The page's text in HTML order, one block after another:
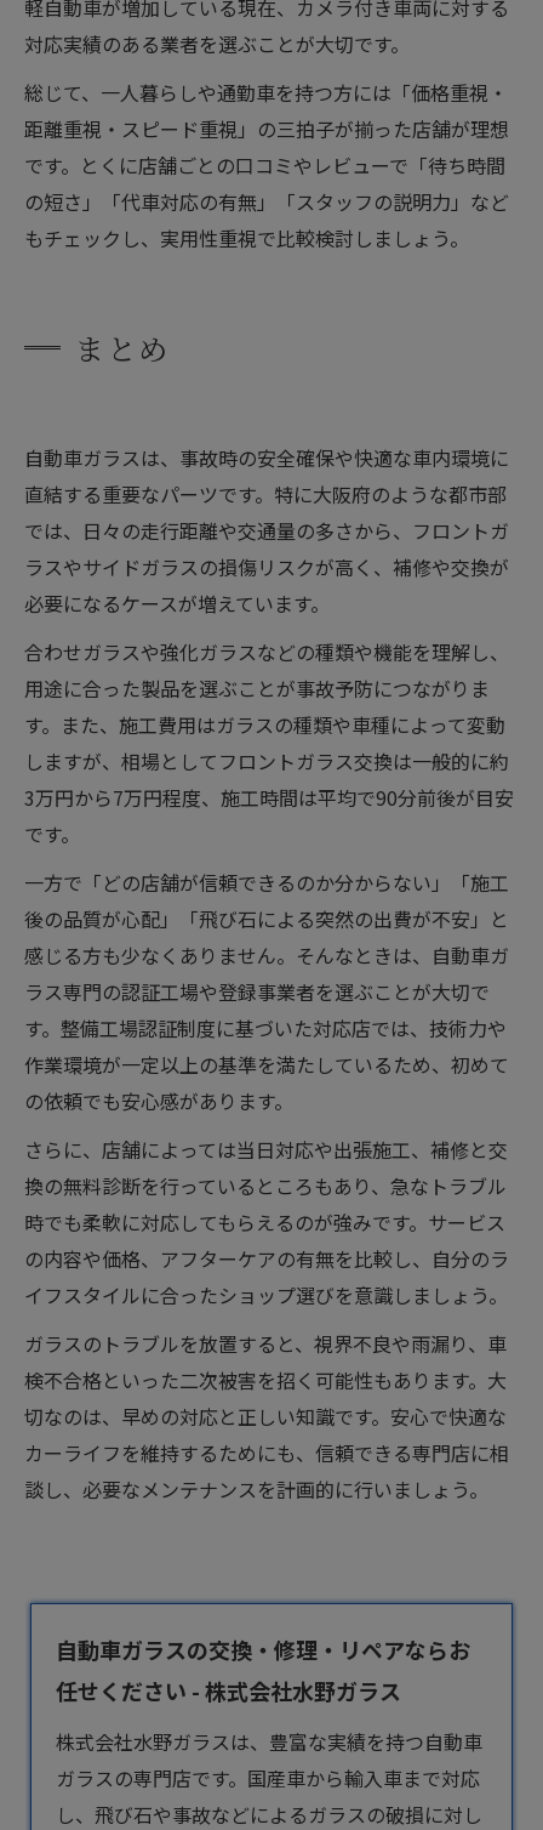
軽自動車が増加している現在、カメラ付き車両に対する
対応実績のある業者を選ぶことが大切です。
総じて、一人暮らしや通勤車を持つ方には「価格重視・
距離重視・スピード重視」の三拍子が揃った店舗が理想
です。とくに店舗ごとの口コミやレビューで「待ち時間
の短さ」「代車対応の有無」「スタッフの説明力」など
もチェックし、実用性重視で比較検討しましょう。
まとめ
自動車ガラスは、事故時の安全確保や快適な車内環境に
直結する重要なパーツです。特に大阪府のような都市部
では、日々の走行距離や交通量の多さから、フロントガ
ラスやサイドガラスの損傷リスクが高く、補修や交換が
必要になるケースが増えています。
合わせガラスや強化ガラスなどの種類や機能を理解し、
用途に合った製品を選ぶことが事故予防につながりま
す。また、施工費用はガラスの種類や車種によって変動
しますが、相場としてフロントガラス交換は一般的に約
3万円から7万円程度、施工時間は平均で90分前後が目安
です。
一方で「どの店舗が信頼できるのか分からない」「施工
後の品質が心配」「飛び石による突然の出費が不安」と
感じる方も少なくありません。そんなときは、自動車ガ
ラス専門の認証工場や登録事業者を選ぶことが大切で
す。整備工場認証制度に基づいた対応店では、技術力や
作業環境が一定以上の基準を満たしているため、初めて
の依頼でも安心感があります。
さらに、店舗によっては当日対応や出張施工、補修と交
換の無料診断を行っているところもあり、急なトラブル
時でも柔軟に対応してもらえるのが強みです。サービス
の内容や価格、アフターケアの有無を比較し、自分のラ
イフスタイルに合ったショップ選びを意識しましょう。
ガラスのトラブルを放置すると、視界不良や雨漏り、車
検不合格といった二次被害を招く可能性もあります。大
切なのは、早めの対応と正しい知識です。安心で快適な
カーライフを維持するためにも、信頼できる専門店に相
談し、必要なメンテナンスを計画的に行いましょう。
自動車ガラスの交換・修理・リペアならお
任せください - 株式会社水野ガラス
株式会社水野ガラスは、豊富な実績を持つ自動車
ガラスの専門店です。国産車から輸入車まで対応
し、飛び石や事故などによるガラスの破損に対し